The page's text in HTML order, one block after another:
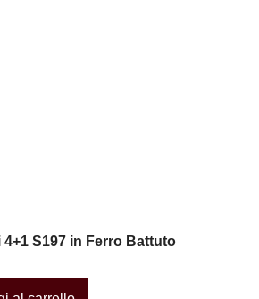
4+1 S197 in Ferro Battuto